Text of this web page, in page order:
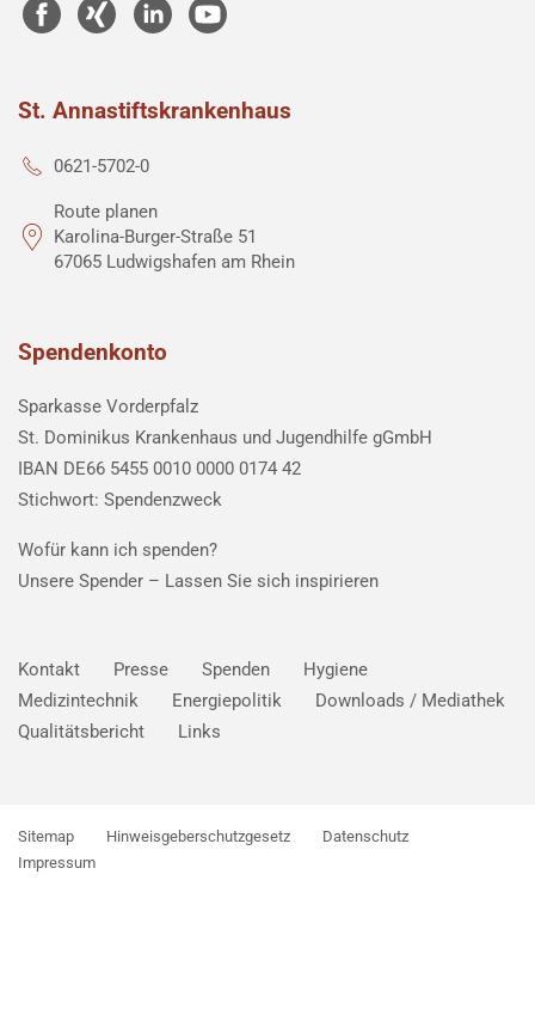
St. Annastiftskrankenhaus
0621-5702-0
Route planen
Karolina-Burger-Straße 51
67065 Ludwigshafen am Rhein
Spendenkonto
Sparkasse Vorderpfalz
St. Dominikus Krankenhaus und Jugendhilfe gGmbH
IBAN DE66 5455 0010 0000 0174 42
Stichwort: Spendenzweck
Wofür kann ich spenden?
Unsere Spender – Lassen Sie sich inspirieren
Kontakt Presse Spenden
Hygiene
Medizintechnik
Energiepolitik
Downloads / Mediathek
Qualitätsbericht
Links
Sitemap Hinweisgeberschutzgesetz
Datenschutz
Impressum